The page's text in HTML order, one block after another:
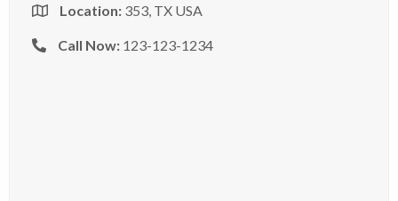
Location: 353, TX USA
Call Now: 123-123-1234